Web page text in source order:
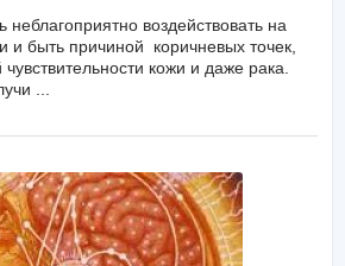
воздействовать на
и быть причиной коричневых точек,
кожи и даже рака.
...